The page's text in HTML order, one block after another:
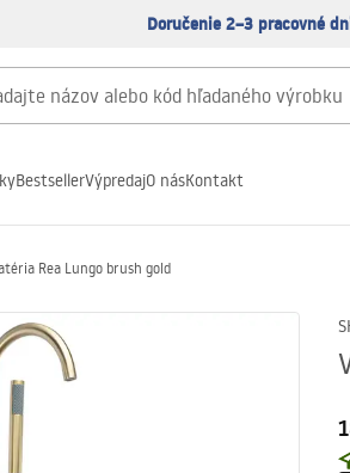
Doručenie 2–3 pracovné
BestsellerVýpredajO násKontakt
Rea Lungo brush gold